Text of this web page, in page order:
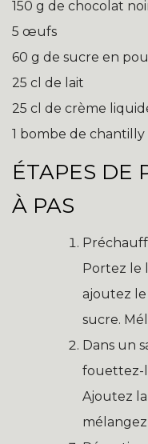
150 g de chocolat
5 œufs
60 g de sucre en
25 cl de lait
25 cl de crème
1 bombe de
ÉTAPES DE
À PAS
Portez le
ajoutez
sucre.
Dans un
fouettez-
Ajoutez